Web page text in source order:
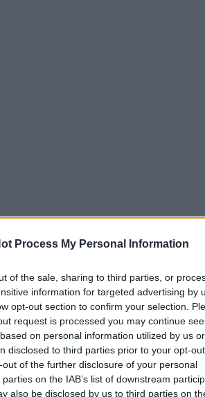
Process My Personal Information
of the sale, sharing to third parties, or
information for targeted advertising by
opt-out section to confirm your selection.
request is processed you may continue
on personal information utilized by us or
disclosed to third parties prior to your opt-
of the further disclosure of your personal
on the IAB’s list of downstream
also be disclosed by us to third parties on
Nałęcz ma wiele zalet, tak bez
gry zespołowej i nie słynie z empatii.
nie po to wygrała wybory, żeby teraz
i jej ludzi.